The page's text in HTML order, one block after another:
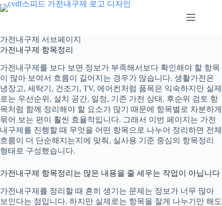
본
문
로
건
너
뛰
기
가전내구제 서브페이지
가전내구제 항목정리
가전내구제 를 보다 보면 정보가 부족해서보다 확인해야 할 항목
이 많아 보여서 흐름이 길어지는 경우가 많습니다. 생활가전은
냉장고, 세탁기, 건조기, TV, 에어컨처럼 품목은 익숙하지만 실제
로는 우선순위, 설치 공간, 일정, 기존 가전 상태, 후순위 검토 항
목처럼 함께 정리해야 할 요소가 많기 때문에 항목별로 차분하게
묶어 보는 편이 훨씬 효율적입니다. 그래서 이번 페이지는 가전
내구제를 진행할 때 무엇을 어떤 항목으로 나누어 정리하면 전체
흐름이 더 단순해지는지에 맞춰, 실사용 기준 중심의 항목정리
형태로 구성했습니다.
가전내구제 항목정리는 많은 내용을 줄 세우는 작업이 아닙니다
가전내구제 를 정리할 때 흔히 생기는 문제는 정보가 너무 많아
보인다는 점입니다. 하지만 실제로는 항목을 잘게 나누기만 해도